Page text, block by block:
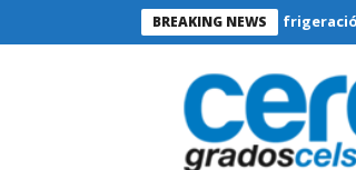
BREAKING NEWS
Refrigeración